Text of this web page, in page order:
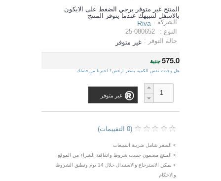
المنتج غير متوفر يرجي الضغط على الايكون
بالاسفل لتنبيهك عندما يتوفر المنتج
الشركة : Riva
النوع :
25-080652
حالة التوفر : غير متوفر
575.0جنية
هل وجدت نفس الكمية بسعر ارخص؟ اخبرنا من فضلك
غير متوفر
(0 التقييمات)
> السعر شامل ضريبة المبيعات
> المنتج مضمون حسب شروط واتفاقية الشراء من الموقع
> يمكن الاسترجاع والاستبدال خلال 14 يوم وتطبق الشروط
والاحكام